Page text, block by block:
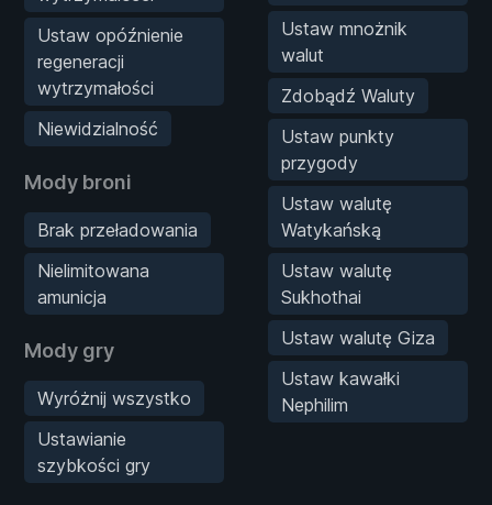
Ustaw opóźnienie
regeneracji
wytrzymałości
Niewidzialność
Mody broni
Brak przeładowania
Nielimitowana
amunicja
Mody gry
Wyróżnij wszystko
Ustawianie
szybkości gry
Ustaw mnożnik
walut
Zdobądź Waluty
Ustaw punkty
przygody
Ustaw walutę
Watykańską
Ustaw walutę
Sukhothai
Ustaw walutę Giza
Ustaw kawałki
Nephilim